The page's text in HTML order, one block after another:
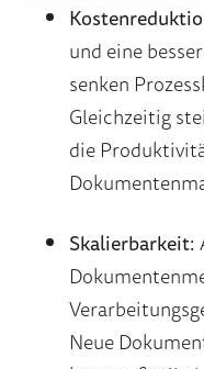
und eine
senken
Gleichzeitig
die
Skalierbarkeit:
Neue